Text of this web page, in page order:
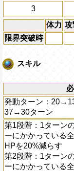
3
体力 攻
限界突破時
スキル
発動ターン：
37→30ターン
第1段階：1ターン
ーにかかっている
HPを20%減らす
第2段階：1ターン
ーにかかっている